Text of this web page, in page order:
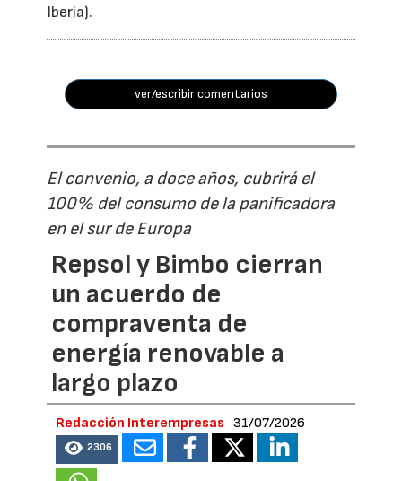
Iberia).
ver/escribir comentarios
El convenio, a doce años, cubrirá el
100% del consumo de la panificadora
en el sur de Europa
Repsol y Bimbo cierran
un acuerdo de
compraventa de
energía renovable a
largo plazo
Redacción Interempresas 31/07/2026
2306